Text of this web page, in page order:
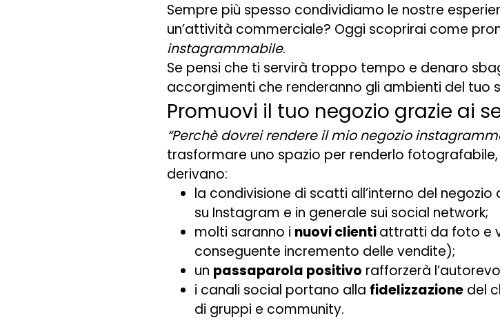
Sempre più spesso condividiamo le nostre
un’attività commerciale? Oggi scoprirai come
instagrammabile.
Se pensi che ti servirà troppo tempo e denaro
accorgimenti che renderanno gli ambienti del
Promuovi il tuo negozio grazie ai
“Perchè dovrei rendere il mio negozio
trasformare uno spazio per renderlo
derivano:
la condivisione di scatti all’interno del negozio
su Instagram e in generale sui social network;
molti saranno i nuovi clientiattratti da foto e
conseguente incremento delle vendite);
un passaparola positivo rafforzerà
i canali social portano alla fidelizzazione del
di gruppi e community.